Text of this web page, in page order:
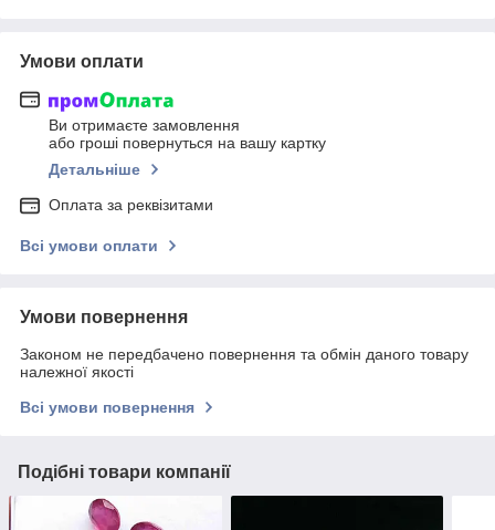
Умови оплати
Ви отримаєте замовлення
або гроші повернуться на вашу картку
Детальніше
Оплата за реквізитами
Всі умови оплати
Умови повернення
Законом не передбачено повернення та обмін даного товару
належної якості
Всі умови повернення
Подібні товари компанії